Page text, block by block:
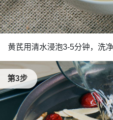
黄芪用清水浸泡3-5分钟，洗净
第3步